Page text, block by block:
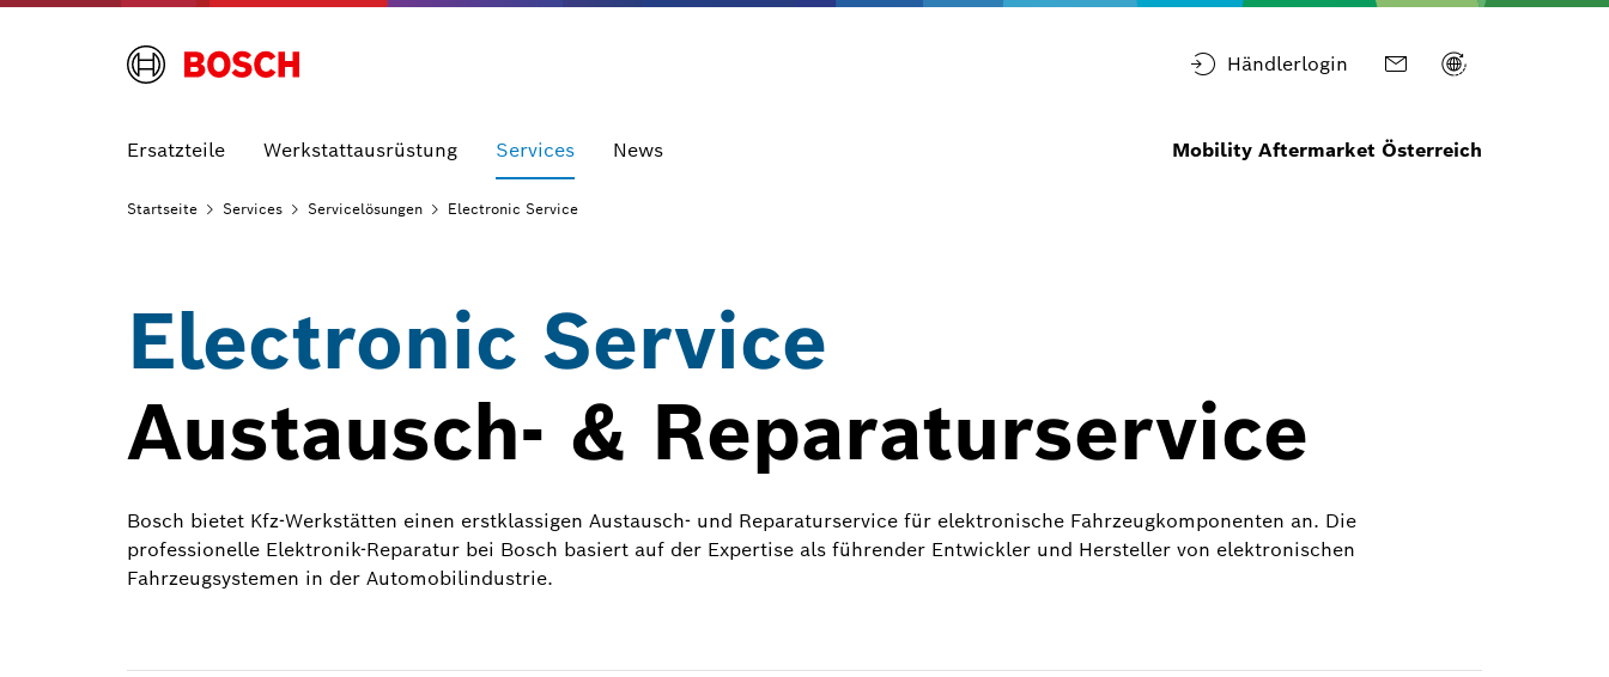
Händlerlogin
Ersatzteile Werkstattausrüstung Services News Mobility Aftermarket Österreich
Startseite Services Servicelösungen Electronic Service
Electronic Service
Austausch- & Reparaturservice
Bosch bietet Kfz-Werkstätten einen erstklassigen Austausch- und Reparaturservice für elektronische Fahrzeugkomponenten an. Die
professionelle Elektronik-Reparatur bei Bosch basiert auf der Expertise als führender Entwickler und Hersteller von elektronischen
Fahrzeugsystemen in der Automobilindustrie.